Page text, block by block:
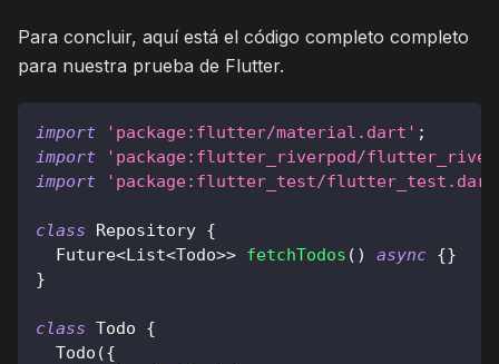
Para concluir, aquí está el código completo completo
para nuestra prueba de Flutter.
import 'package:flutter/material.dart' ;
import
'package:flutter_riverpod/
import
'package:flutter_test/
class Repository {
Future<List<Todo>> fetchTodos ( ) async {}
}
class Todo
{
Todo ({